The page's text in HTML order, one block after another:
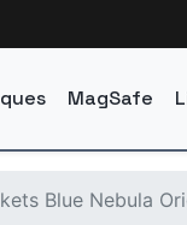
MagSafe
Blue Nebula